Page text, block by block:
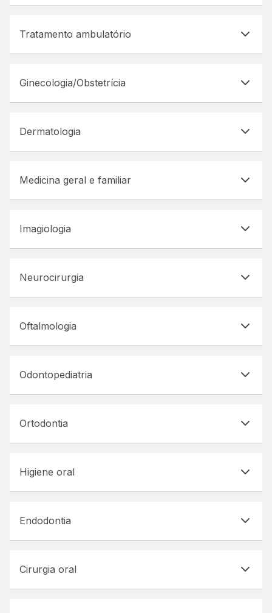
Tratamento ambulatório
Ginecologia/Obstetrícia
Dermatologia
Medicina geral e familiar
Imagiologia
Neurocirurgia
Oftalmologia
Odontopediatria
Ortodontia
Higiene oral
Endodontia
Cirurgia oral